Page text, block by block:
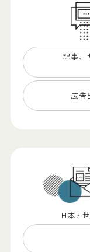
記事、
広告
日本と